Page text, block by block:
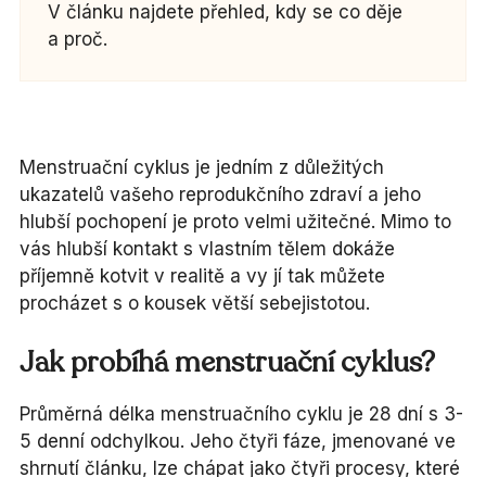
V článku najdete přehled, kdy se co děje
a proč.
Menstruační cyklus je jedním z důležitých
ukazatelů vašeho reprodukčního zdraví a jeho
hlubší pochopení je proto velmi užitečné. Mimo to
vás hlubší kontakt s vlastním tělem dokáže
příjemně kotvit v realitě a vy jí tak můžete
procházet s o kousek větší sebejistotou.
Jak probíhá menstruační cyklus?
Průměrná délka menstruačního cyklu je 28 dní s 3-
5 denní odchylkou. Jeho čtyři fáze, jmenované ve
shrnutí článku, lze chápat jako čtyři procesy, které